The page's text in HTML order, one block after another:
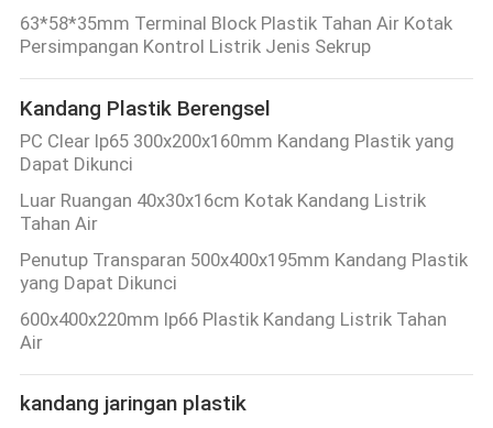
63*58*35mm Terminal Block Plastik Tahan Air Kotak
Persimpangan Kontrol Listrik Jenis Sekrup
Kandang Plastik Berengsel
PC Clear Ip65 300x200x160mm Kandang Plastik yang
Dapat Dikunci
Luar Ruangan 40x30x16cm Kotak Kandang Listrik
Tahan Air
Penutup Transparan 500x400x195mm Kandang Plastik
yang Dapat Dikunci
600x400x220mm Ip66 Plastik Kandang Listrik Tahan
Air
kandang jaringan plastik